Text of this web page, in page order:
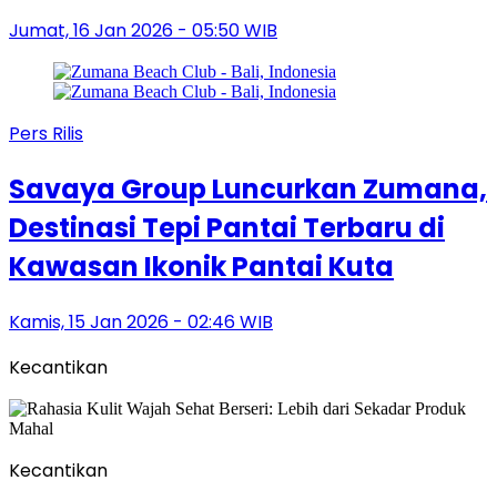
Jumat, 16 Jan 2026 - 05:50 WIB
Pers Rilis
Savaya Group Luncurkan Zumana,
Destinasi Tepi Pantai Terbaru di
Kawasan Ikonik Pantai Kuta
Kamis, 15 Jan 2026 - 02:46 WIB
Kecantikan
Kecantikan